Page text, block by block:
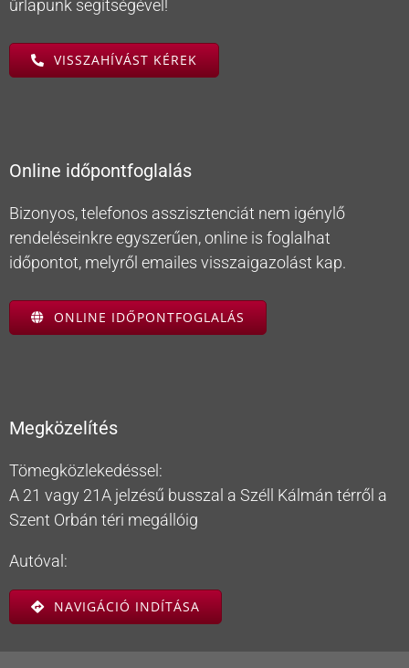
űrlapunk segítségével!
VISSZAHÍVÁST KÉREK
Online időpontfoglalás
Bizonyos, telefonos asszisztenciát nem igénylő
rendeléseinkre egyszerűen, online is foglalhat
időpontot, melyről emailes visszaigazolást kap.
ONLINE IDŐPONTFOGLALÁS
Megközelítés
Tömegközlekedéssel:
A 21 vagy 21A jelzésű busszal a Széll Kálmán térről a
Szent Orbán téri megállóig
Autóval:
NAVIGÁCIÓ INDÍTÁSA